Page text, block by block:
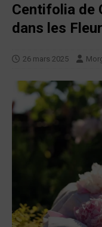
Centifolia de
dans les
26 mars 2025